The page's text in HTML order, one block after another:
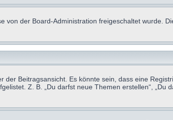
der Board-Administration freigeschaltet wurde.
Beitragsansicht. Es könnte sein, dass eine
Z. B. „Du darfst neue Themen erstellen“, „Du